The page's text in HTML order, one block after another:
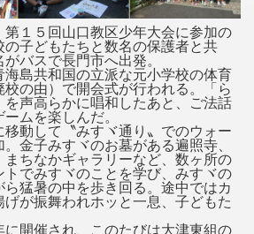
１５回山口教区少年大会に参加の
の子どもたちと数名の保護者と共
バスで長門市へ出発。
海島共和国の立派な元小学校の体育
校の由）で開会式が行われる。「ら
を声高らかに唱和したあと、ご法話
ムを楽しんだ。
移動して〝みすヾ通り〟でのウォー
金子みすヾのお墓がある遍照寺、
まちなかギャラリーなど、数ヶ所の
トでみすヾのことを学び、みすヾの
ら猛暑の中を歩き回る。途中ではカ
げが振舞われホッと一息、子どもた
に開催され、このたびは大津東組の